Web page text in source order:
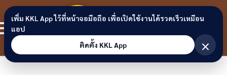
Skip to content
ขอนแก่น
ลิงก์
เพิ่ม KKL App ไว้ที่หน้าจอมือถือ เพื่อเปิดใช้งานได้รวดเร็วเหมือน
แอป
ติดตั้ง KKL App
×